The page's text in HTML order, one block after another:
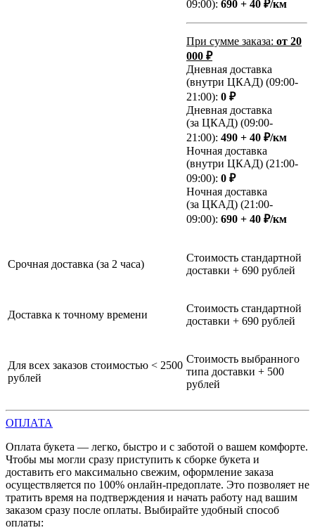
09:00): 690 + 40 ₽/км
При сумме заказа: от 20
000 ₽
Дневная доставка
(внутри ЦКАД) (09:00-
21:00): 0 ₽
Дневная доставка
(за ЦКАД) (09:00-
21:00): 490 + 40 ₽/км
Ночная доставка
(внутри ЦКАД) (21:00-
09:00): 0 ₽
Ночная доставка
(за ЦКАД) (21:00-
09:00): 690 + 40 ₽/км
Срочная доставка (за 2 часа)
Стоимость стандартной
доставки + 690 рублей
Доставка к точному времени
Стоимость стандартной
доставки + 690 рублей
Для всех заказов стоимостью < 2500
рублей
Стоимость выбранного
типа доставки + 500
рублей
ОПЛАТА
Оплата букета — легко, быстро и с заботой о вашем комфорте.
Чтобы мы могли сразу приступить к сборке букета и
доставить его максимально свежим, оформление заказа
осуществляется по 100% онлайн-предоплате. Это позволяет не
тратить время на подтверждения и начать работу над вашим
заказом сразу после оплаты. Выбирайте удобный способ
оплаты: